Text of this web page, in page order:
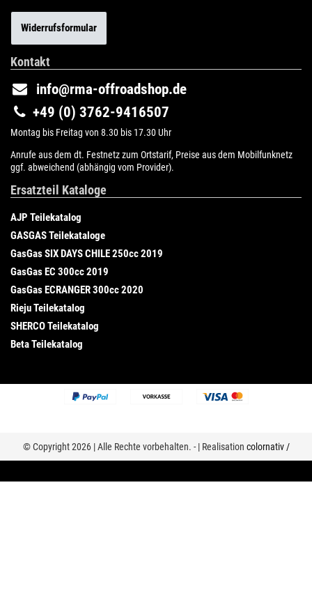
Widerrufsformular
Kontakt
info@rma-offroadshop.de
+49 (0) 3762-9416507
Montag bis Freitag von 8.30 bis 17.30 Uhr
Anrufe aus dem dt. Festnetz zum Ortstarif, Preise aus dem Mobilfunknetz
ggf. abweichend (abhängig vom Provider).
Ersatzteil Kataloge
AJP Teilekatalog
GASGAS Teilekataloge
GasGas SIX DAYS CHILE 250cc 2019
GasGas EC 300cc 2019
GasGas ECRANGER 300cc 2020
Rieju Teilekatalog
SHERCO Teilekatalog
Beta Teilekatalog
© Copyright 2026 | Alle Rechte vorbehalten. - | Realisation colornativ /